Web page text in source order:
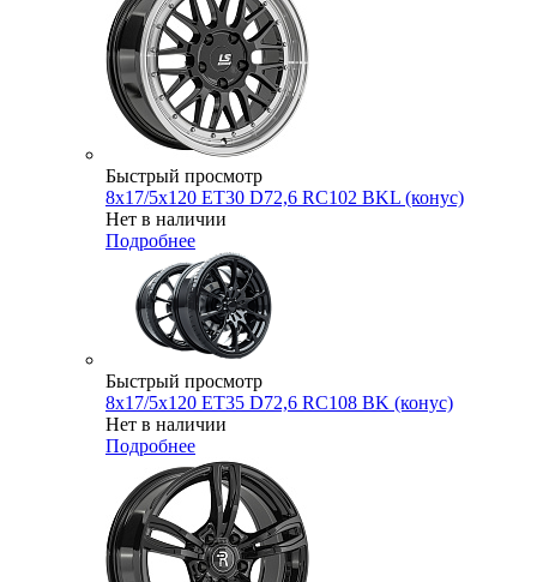
Быстрый просмотр
8x17/5x120 ET30 D72,6 RC102 BKL (конус)
Нет в наличии
Подробнее
Быстрый просмотр
8x17/5x120 ET35 D72,6 RC108 BK (конус)
Нет в наличии
Подробнее